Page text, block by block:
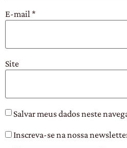
E-mail*
Site
Salvar meus dados neste
Inscreva-se na nossa